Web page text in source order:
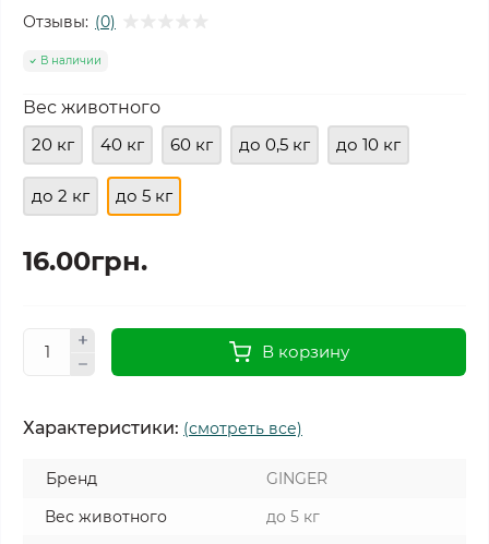
Отзывы: (0)
В наличии
Вес животного
20 кг
40 кг 60 кг до 0,5 кг до 10 кг
до 2 кг до 5 кг
16.00грн.
В корзину
Характеристики: (смотреть все)
Бренд
GINGER
Вес животного
до 5 кг